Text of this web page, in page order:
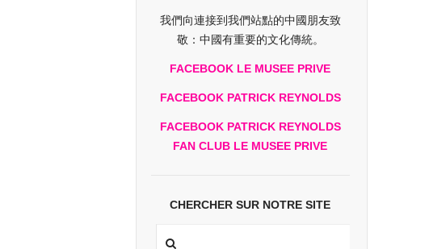
我們向連接到我們站點的中國朋友致
敬：中國有重要的文化傳統。
FACEBOOK LE MUSEE PRIVE
FACEBOOK PATRICK REYNOLDS
FACEBOOK PATRICK REYNOLDS
FAN CLUB LE MUSEE PRIVE
CHERCHER SUR NOTRE SITE